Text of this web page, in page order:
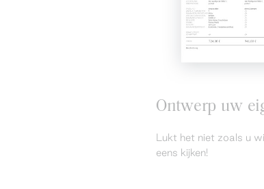
Ontwerp uw
Lukt het niet zoals u
eens kijken!